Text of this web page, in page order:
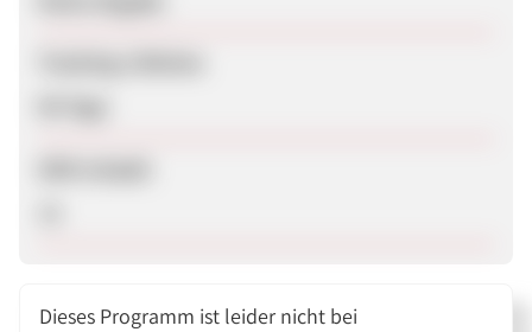
Dieses Programm ist leider nicht bei